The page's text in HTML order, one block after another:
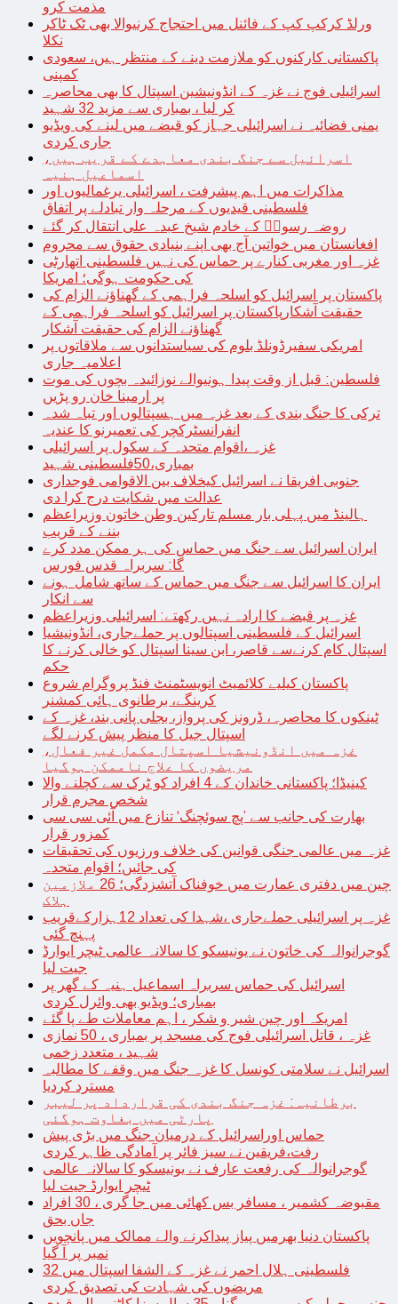
مذمت کرو
ورلڈ کرکپ کپ کے فائنل میں احتجاج کرنیوالا بھی ٹک ٹاکر
نکلا
پاکستانی کارکنوں کو ملازمت دینے کے منتظر ہیں، سعودی
کمپنی
اسرائیلی فوج نے غزہ کے انڈونیشین اسپتال کا بھی محاصرہ
کر لیا ، بمباری سے مزید 32 شہید
یمنی فضائیہ نے اسرائیلی جہاز کو قبضے میں لینے کی ویڈیو
جاری کردی
اسرائیل سے جنگ بندی معاہدے کے قریب ہیں،
اسماعیل ہنیہ
مذاکرات میں اہم پیشرفت ، اسرائیلی یرغمالیوں اور
فلسطینی قیدیوں کے مرحلہ وار تبادلے پر اتفاق
روضہ رسولؐ کے خادم شیخ عبدہ علی انتقال کر گئے
افغانستان میں خواتین آج بھی اپنے بنیادی حقوق سے محروم
غزہ اور مغربی کنارے پر حماس کی نہیں فلسطینی اتھارٹی
کی حکومت ہوگی؛ امریکا
پاکستان پر اسرائیل کو اسلحہ فراہمی کے گھناؤنے الزام کی
حقیقت آشکارپاکستان پر اسرائیل کو اسلحہ فراہمی کے
گھناؤنے الزام کی حقیقت آشکار
امریکی سفیرڈونلڈ بلوم کی سیاستدانوں سے ملاقاتوں پر
اعلامیہ جاری
فلسطین: قبل از وقت پیدا ہونیوالے نوزائیدہ بچوں کی موت
پر ارمینا خان رو پڑیں
ترکی کا جنگ بندی کے بعد غزہ میں ہسپتالوں اور تباہ شدہ
انفرانسٹرکچر کی تعمیرنو کا عندیہ
غزہ ،اقوام متحدہ کے سکول پر اسرائیلی
بمباری،50فلسطینی شہید
جنوبی افریقا نے اسرائیل کیخلاف بین الاقوامی فوجداری
عدالت میں شکایت درج کرا دی
ہالینڈ میں پہلی بار مسلم تارکین وطن خاتون وزیراعظم
بننے کے قریب
ایران اسرائیل سے جنگ میں حماس کی ہر ممکن مدد کرے
گا: سربراہ قدس فورس
ایران کا اسرائیل سے جنگ میں حماس کے ساتھ شامل ہونے
سے انکار
غزہ پر قبضے کا ارادہ نہیں رکھتے: اسرائیلی وزیراعظم
اسرائیل کے فلسطینی اسپتالوں پر حملےجاری، انڈونیشیا
اسپتال کام کرنےسے قاصر، ابن سینا اسپتال کو خالی کرنے کا
حکم
پاکستان کیلیے کلائمیٹ انویسٹمنٹ فنڈ پروگرام شروع
کرینگے، برطانوی ہائی کمشنر
ٹینکوں کا محاصرہ، ڈرونز کی پرواز، بجلی پانی بند، غزہ کے
اسپتال جیل کا منظر پیش کرنے لگے
غزہ میں انڈونیشیا اسپتال مکمل غیر فعال،
مریضوں کا علاج ناممکن ہوگیا
کینیڈا؛ پاکستانی خاندان کے 4 افراد کو ٹرک سے کچلنے والا
شخص مجرم قرار
بھارت کی جانب سے ’پچ سوئچنگ‘ تنازع میں آئی سی سی
کمزور قرار
غزہ میں عالمی جنگی قوانین کی خلاف ورزیوں کی تحقیقات
کی جائیں؛ اقوام متحدہ
چین میں دفتری عمارت میں خوفناک آتشزدگی؛ 26 ملازمین
ہلاک
غزہ پر اسرائیلی حملےجاری ،شہدا کی تعداد 12ہزارکےقریب
پہنچ گئی
گوجرانوالہ کی خاتون نے یونیسکو کا سالانہ عالمی ٹیچر ایوارڈ
جیت لیا
اسرائیل کی حماس سربراہ اسماعیل ہنیہ کے گھر پر
بمباری؛ ویڈیو بھی وائرل کردی
امریکہ اور چین شیر و شکر ، اہم معاملات طے پا گئے
غزہ ، قاتل اسرائیلی فوج کی مسجد پر بمباری ، 50 نمازی
شہید ، متعدد زخمی
اسرائیل نے سلامتی کونسل کا غزہ جنگ میں وقفے کا مطالبہ
مسترد کردیا
برطانیہ: غزہ جنگ بندی کی قرارداد پر لیبر
پارٹی میں بغاوت ہوگئی
حماس اوراسرائیل کے درمیان جنگ میں بڑی پیش
رفت،فریقین نے سیز فائر پر آمادگی ظاہر کردی
گوجرانوالہ کی رفعت عارف نے یونیسکو کا سالانہ عالمی
ٹیچر ایوارڈ جیت لیا
مقبوضہ کشمیر ، مسافر بس کھائی میں جا گری ، 30 افراد
جاں بحق
پاکستان دنیا بھرمیں پیاز پیداکرنے والے ممالک میں پانچویں
نمبر پر آ گیا
فلسطینی ہلال احمر نے غزہ کے الشفا اسپتال میں 32
مریضوں کی شہادت کی تصدیق کردی